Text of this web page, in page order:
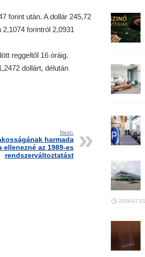
forint után. A dollár 245,72
forintról 2,0931
reggeltől 16 óráig.
dollárt, délután
Next:
harmada
ellenezné az 1989-es
rendszerváltoztatást
2026-07-21